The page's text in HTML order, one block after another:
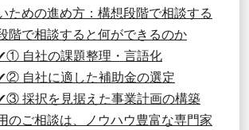
ための進め方：構想段階で相談する
階で相談すると何ができるのか
自社の課題整理・言語化
自社に適した補助金の選定
採択を見据えた事業計画の構築
のご相談は、ノウハウ豊富な専門家